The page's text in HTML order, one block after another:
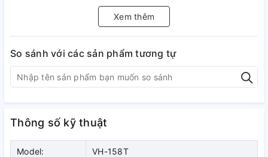
Quạt đối lưu đảo đều của
SANAKY VH-158T
Xem thêm
So sánh với các sản phẩm tương tự
Thông số kỹ thuật
Model: VH-158T